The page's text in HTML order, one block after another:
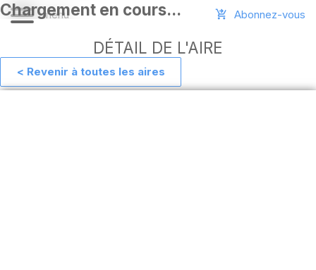
Aide
Abonnez-vous
DÉTAIL DE L'AIRE
< Revenir à toutes les aires